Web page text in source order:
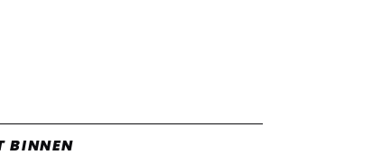
BINNEN